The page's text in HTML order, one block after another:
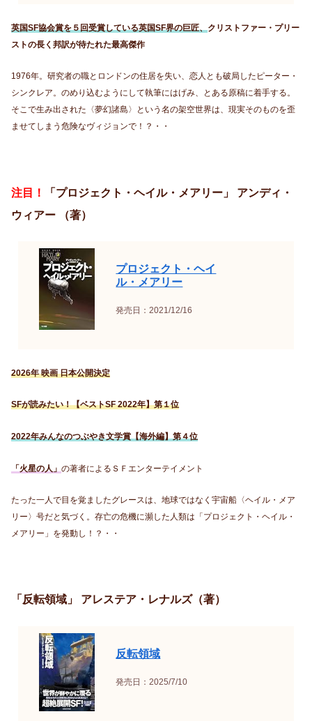
英国SF協会賞を５回受賞している英国SF界の巨匠、クリストファー・プリー
ストの長く邦訳が待たれた最高傑作
1976年。研究者の職とロンドンの住居を失い、恋人とも破局したピーター・
シンクレア。のめり込むようにして執筆にはげみ、とある原稿に着手する。
そこで生み出された〈夢幻諸島〉という名の架空世界は、現実そのものを歪
ませてしまう危険なヴィジョンで！？・・
注目！
「プロジェクト・ヘイル・メアリー」 アンディ・
ウィアー （著）
プロジェクト・ヘイ
ル・メアリー
発売日：2021/12/16
2026年 映画 日本公開決定
SFが読みたい！【ベストSF 2022年】第１位
2022年みんなのつぶやき文学賞【海外編】第４位
「火星の人」 の著者によるＳＦエンターテイメント
たった一人で目を覚ましたグレースは、地球ではなく宇宙船〈ヘイル・メア
リー〉号だと気づく。存亡の危機に瀕した人類は「プロジェクト・ヘイル・
メアリー」を発動し！？・・
「反転領域」 アレステア・レナルズ（著）
反転領域
発売日：2025/7/10